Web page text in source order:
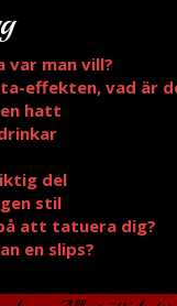
var man vill?
effekten, vad är
hatt
del
stil
att tatuera dig?
en slips?